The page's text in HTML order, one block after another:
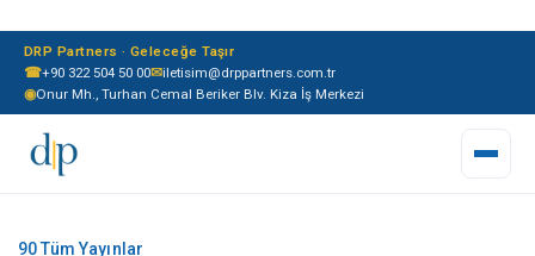
☎+90 322 504 50 00✉iletisim@drppartners.com.tr
◉Onur Mh., Turhan Cemal Beriker Blv. Kiza İş Merkezi
DRP Partners · Geleceğe Taşır